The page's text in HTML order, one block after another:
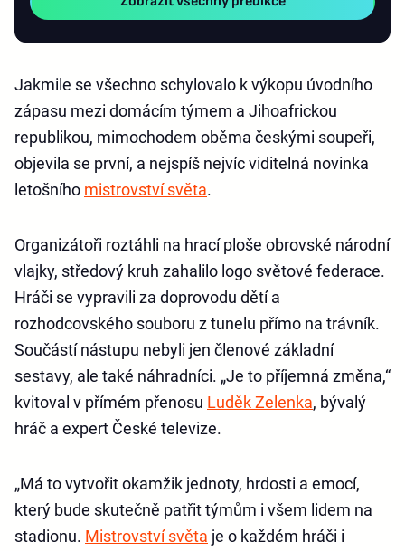
Jakmile se všechno schylovalo k výkopu úvodního
zápasu mezi domácím týmem a Jihoafrickou
republikou, mimochodem oběma českými soupeři,
objevila se první, a nejspíš nejvíc viditelná novinka
letošního mistrovství světa.
Organizátoři roztáhli na hrací ploše obrovské národní
vlajky, středový kruh zahalilo logo světové federace.
Hráči se vypravili za doprovodu dětí a
rozhodcovského souboru z tunelu přímo na trávník.
Součástí nástupu nebyli jen členové základní
sestavy, ale také náhradníci. „Je to příjemná změna,“
kvitoval v přímém přenosu Luděk Zelenka, bývalý
hráč a expert České televize.
„Má to vytvořit okamžik jednoty, hrdosti a emocí,
který bude skutečně patřit týmům i všem lidem na
stadionu. Mistrovství světa je o každém hráči i